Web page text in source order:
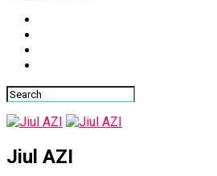
Jiul AZI